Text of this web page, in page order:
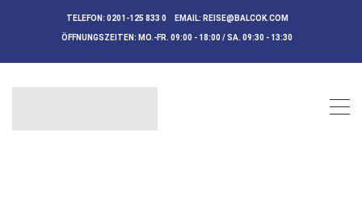
TELEFON: 0201-125 833 0 EMAIL: REISE@BALCOK.COM
ÖFFNUNGSZEITEN: MO.-FR. 09:00 - 18:00 / SA. 09:30 - 13:30